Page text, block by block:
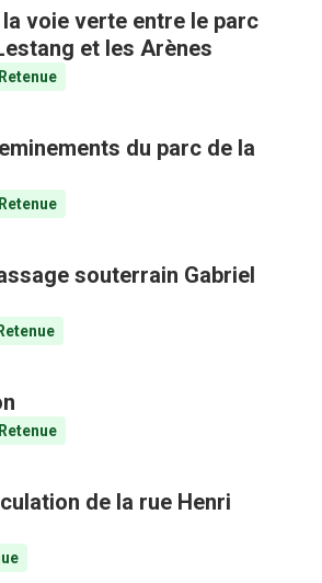
voie verte entre le parc
et les Arènes
Retenue
du parc de la
Retenue
souterrain Gabriel
Retenue
Retenue
de la rue Henri